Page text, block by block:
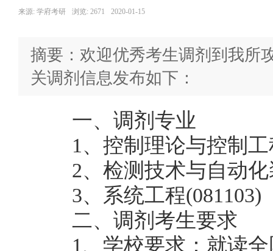
来源: 学府考研 浏览: 2671 2020-01-15
摘要：欢迎优秀考生调剂到我所
关调剂信息发布如下：
一、调剂专业
1、控制理论与控制工
2、检测技术与自动化
3、系统工程(081103)
二、调剂考生要求
1、学校要求：就读全